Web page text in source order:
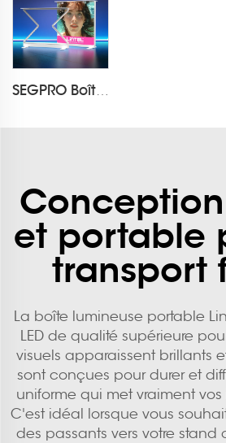
SEGPRO Boîte Lumineuse Rechargeable et Rétractable pour Comptoir LT-ALF85ZC-TA
et portable
transport
La boîte lumineuse portable
LED de qualité supérieure
visuels apparaissent brillants
sont conçues pour durer et
uniforme qui met vraiment
C'est idéal lorsque vous
des passants vers votre stand